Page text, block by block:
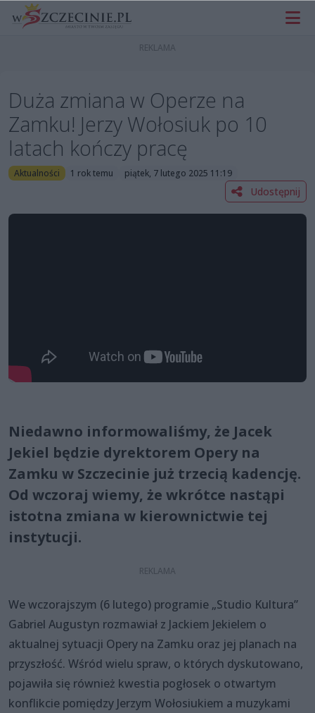
Duża zmiana w Operze na
Zamku! Jerzy Wołosiuk po 10
latach kończy pracę
Aktualności 1 rok temu piątek, 7 lutego 2025 11:19
Udostępnij
Niedawno informowaliśmy, że Jacek
Jekiel będzie dyrektorem Opery na
Zamku w Szczecinie już trzecią kadencję.
Od wczoraj wiemy, że wkrótce nastąpi
istotna zmiana w kierownictwie tej
instytucji.
We wczorajszym (6 lutego) programie „Studio Kultura”
Gabriel Augustyn rozmawiał z Jackiem Jekielem o
aktualnej sytuacji Opery na Zamku oraz jej planach na
przyszłość. Wśród wielu spraw, o których dyskutowano,
pojawiła się również kwestia pogłosek o otwartym
konflikcie pomiędzy Jerzym Wołosiukiem a muzykami